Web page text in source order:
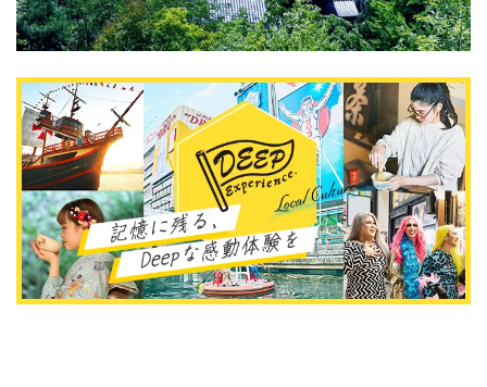
運営会社
トラベルライター募集